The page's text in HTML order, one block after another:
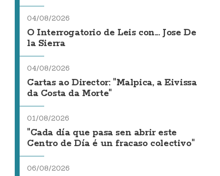
04/08/2026
O Interrogatorio de Leis con... Jose De
la Sierra
04/08/2026
Cartas ao Director: "Malpica, a Eivissa
da Costa da Morte"
01/08/2026
"Cada día que pasa sen abrir este
Centro de Día é un fracaso colectivo"
06/08/2026